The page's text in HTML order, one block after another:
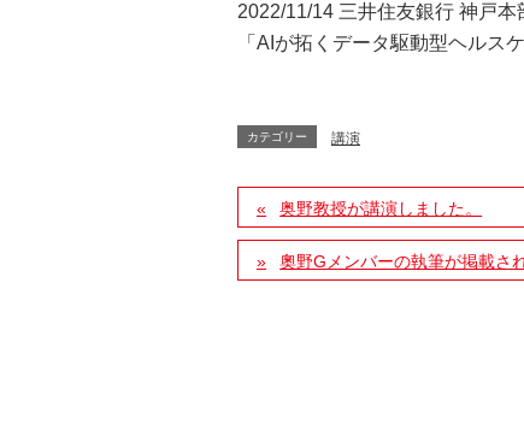
2022/11/14 三井住友銀行 神戸
「AIが拓くデータ駆動型ヘルス
カテゴリー 講演
奥野教授が講演しました。
奧野Gメンバーの執筆が掲載さ